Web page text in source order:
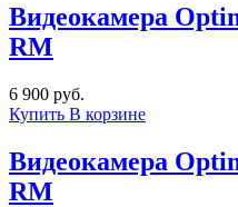
Видеокамера
RM
6 900 руб.
Купить В корзине
Видеокамера
RM